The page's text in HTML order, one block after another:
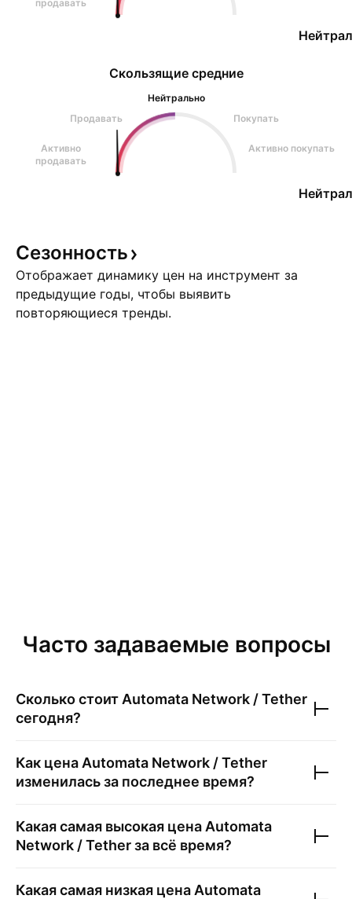
продавать
Скользящие средние
Нейтрально
Продавать
Покупать
Активно
продавать
Активно покупать
Сезонность
Отображает динамику цен на инструмент за
предыдущие годы, чтобы выявить
повторяющиеся тренды.
Часто задаваемые вопросы
Сколько стоит Automata Network / Tether
сегодня?
Как цена Automata Network / Tether
изменилась за последнее время?
Какая самая высокая цена Automata
Network / Tetherза всё время?
Какая самая низкая цена Automata